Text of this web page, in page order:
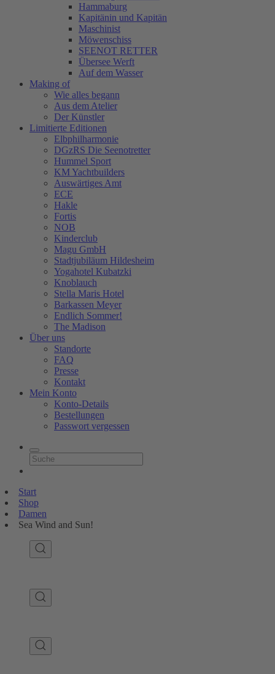
Hammaburg
Kapitänin und Kapitän
Maschinist
Möwenschiss
SEENOT RETTER
Übersee Werft
Auf dem Wasser
Making of
Wie alles begann
Aus dem Atelier
Der Künstler
Limitierte Editionen
Elbphilharmonie
DGzRS Die Seenotretter
Hummel Sport
KM Yachtbuilders
Auswärtiges Amt
ECE
Hakle
Fortis
NOB
Kinderclub
Magu GmbH
Stadtjubiläum Hildesheim
Yogahotel Kubatzki
Knoblauch
Stella Maris Hotel
Barkassen Meyer
Endlich Sommer!
The Madison
Über uns
Standorte
FAQ
Presse
Kontakt
Mein Konto
Konto-Details
Bestellungen
Passwort vergessen
Start
Shop
Damen
Sea Wind and Sun!